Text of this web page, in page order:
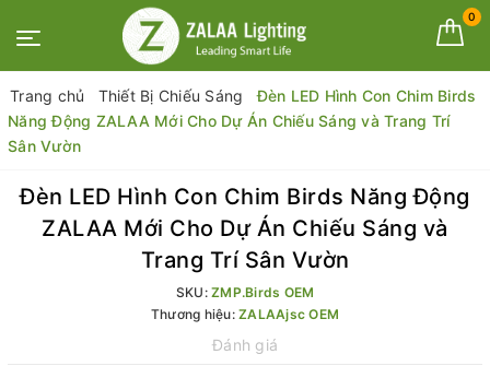
0
Trang chủ Thiết Bị Chiếu Sáng
Đèn LED Hình Con Chim Birds
Năng Động ZALAA Mới Cho Dự Án Chiếu Sáng và Trang Trí
Sân Vườn
Đèn LED Hình Con Chim Birds Năng Động
ZALAA Mới Cho Dự Án Chiếu Sáng và
Trang Trí Sân Vườn
SKU: ZMP.Birds OEM
Thương hiệu:ZALAAjsc OEM
Đánh giá